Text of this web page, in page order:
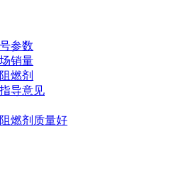
参数
销量
燃剂
导意见
燃剂质量好